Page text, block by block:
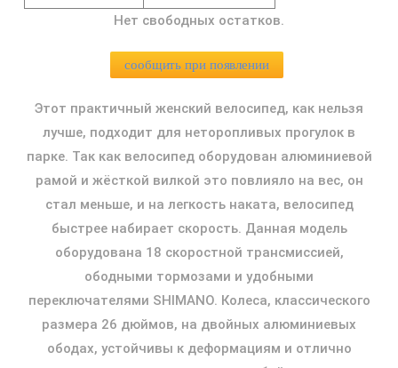
Нет свободных остатков.
сообщить при появлении
Этот практичный женский велосипед, как нельзя
лучше, подходит для неторопливых прогулок в
парке. Так как велосипед оборудован алюминиевой
рамой и жёсткой вилкой это повлияло на вес, он
стал меньше, и на легкость наката, велосипед
быстрее набирает скорость. Данная модель
оборудована 18 скоростной трансмиссией,
ободными тормозами и удобными
переключателями SHIMANO. Колеса, классического
размера 26 дюймов, на двойных алюминиевых
ободах, устойчивы к деформациям и отлично